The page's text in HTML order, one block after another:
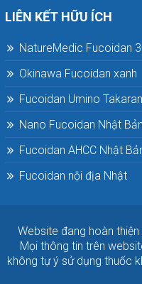
LIÊN KẾT HỮU ÍCH
NatureMedic Fucoidan
Okinawa Fucoidan xanh
Fucoidan Umino
Nano Fucoidan Nhật Bản
Fucoidan AHCC Nhật
Fucoidan nội địa Nhật
Website đang hoàn
Mọi thông tin trên
không tự ý sử dụng thuốc